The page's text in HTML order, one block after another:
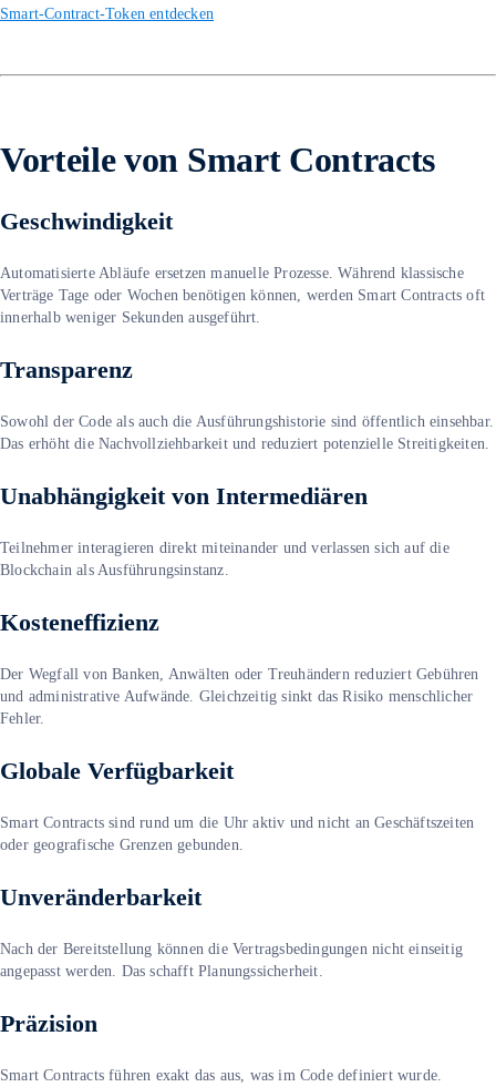
Smart-Contract-Token entdecken
Vorteile von Smart Contracts
Geschwindigkeit
Automatisierte Abläufe ersetzen manuelle Prozesse. Während klassische
Verträge Tage oder Wochen benötigen können, werden Smart Contracts oft
innerhalb weniger Sekunden ausgeführt.
Transparenz
Sowohl der Code als auch die Ausführungshistorie sind öffentlich einsehbar.
Das erhöht die Nachvollziehbarkeit und reduziert potenzielle Streitigkeiten.
Unabhängigkeit von Intermediären
Teilnehmer interagieren direkt miteinander und verlassen sich auf die
Blockchain als Ausführungsinstanz.
Kosteneffizienz
Der Wegfall von Banken, Anwälten oder Treuhändern reduziert Gebühren
und administrative Aufwände. Gleichzeitig sinkt das Risiko menschlicher
Fehler.
Globale Verfügbarkeit
Smart Contracts sind rund um die Uhr aktiv und nicht an Geschäftszeiten
oder geografische Grenzen gebunden.
Unveränderbarkeit
Nach der Bereitstellung können die Vertragsbedingungen nicht einseitig
angepasst werden. Das schafft Planungssicherheit.
Präzision
Smart Contracts führen exakt das aus, was im Code definiert wurde.